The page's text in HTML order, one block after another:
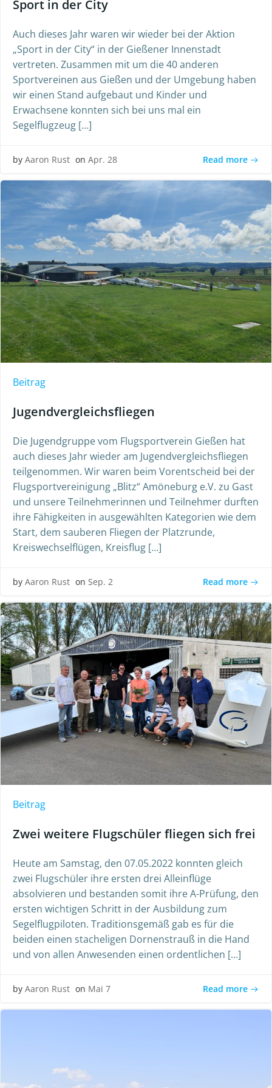
Sport in der City
Auch dieses Jahr waren wir wieder bei der Aktion
„Sport in der City“ in der Gießener Innenstadt
vertreten. Zusammen mit um die 40 anderen
Sportvereinen aus Gießen und der Umgebung haben
wir einen Stand aufgebaut und Kinder und
Erwachsene konnten sich bei uns mal ein
Segelflugzeug […]
by Aaron Rust on Apr. 28 Read more
Beitrag
Jugendvergleichsfliegen
Die Jugendgruppe vom Flugsportverein Gießen hat
auch dieses Jahr wieder am Jugendvergleichsfliegen
teilgenommen. Wir waren beim Vorentscheid bei der
Flugsportvereinigung „Blitz“ Amöneburg e.V. zu Gast
und unsere Teilnehmerinnen und Teilnehmer durften
ihre Fähigkeiten in ausgewählten Kategorien wie dem
Start, dem sauberen Fliegen der Platzrunde,
Kreiswechselflügen, Kreisflug […]
by Aaron Rust on Sep. 2 Read more
Beitrag
Zwei weitere Flugschüler fliegen sich frei
Heute am Samstag, den 07.05.2022 konnten gleich
zwei Flugschüler ihre ersten drei Alleinflüge
absolvieren und bestanden somit ihre A-Prüfung, den
ersten wichtigen Schritt in der Ausbildung zum
Segelflugpiloten. Traditionsgemäß gab es für die
beiden einen stacheligen Dornenstrauß in die Hand
und von allen Anwesenden einen ordentlichen […]
by Aaron Rust on Mai 7 Read more